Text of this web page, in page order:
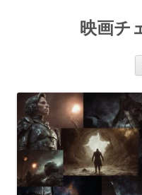
プ
映画チ